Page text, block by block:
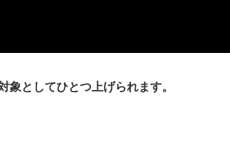
としてひとつ上げられます。